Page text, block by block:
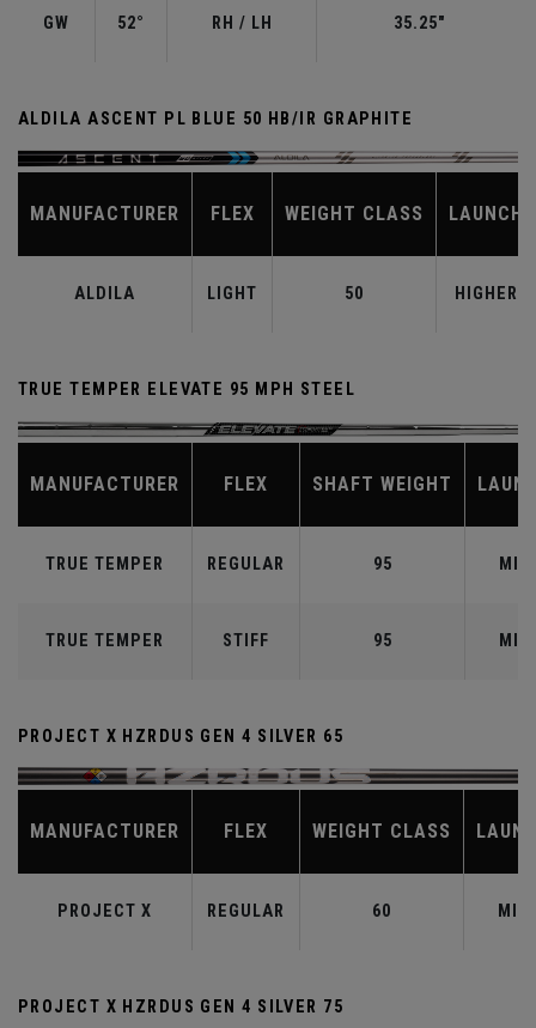
GW 52° RH / LH 35.25"
ALDILA ASCENT PL BLUE 50 HB/IR GRAPHITE
MANUFACTURER FLEX WEIGHT CLASS LAUNCH
ALDILA LIGHT 50 HIGHER
TRUE TEMPER ELEVATE 95 MPH STEEL
MANUFACTURER FLEX SHAFT WEIGHT
TRUE TEMPER REGULAR 95 MID
TRUE TEMPER STIFF 95 MID
PROJECT X HZRDUS GEN 4 SILVER 65
MANUFACTURER FLEX WEIGHT CLASS
PROJECT X REGULAR 60 MID
PROJECT X HZRDUS GEN 4 SILVER 75